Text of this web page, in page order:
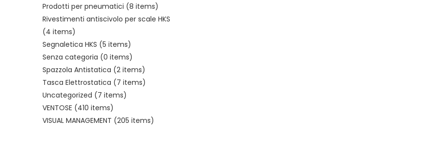
Prodotti per pneumatici (8 items)
Rivestimenti antiscivolo per scale HKS
(4 items)
Segnaletica HKS (5 items)
Senza categoria (0 items)
Spazzola Antistatica (2 items)
Tasca Elettrostatica (7 items)
Uncategorized (7 items)
VENTOSE (410 items)
VISUAL MANAGEMENT (205 items)